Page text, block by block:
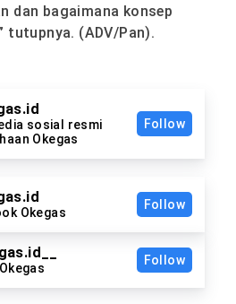
dan bagaimana konsep
tutupnya. (ADV/Pan).
sosial resmi
Okegas
Follow
Okegas
Follow
Follow